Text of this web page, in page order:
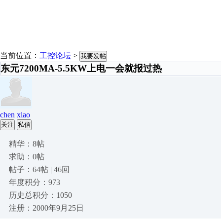
当前位置： 工控论坛 > 我要发帖
东元7200MA-5.5KW上电一会就报过热
chen xiao
关注 私信
精华：8帖
求助：0帖
帖子：64帖 | 46回
年度积分：973
历史总积分：1050
注册：2000年9月25日